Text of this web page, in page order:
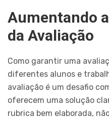
Aumentando
da Avaliação
Como garantir uma
diferentes alunos e
avaliação é um desafio
oferecem uma solução
rubrica bem elaborada,